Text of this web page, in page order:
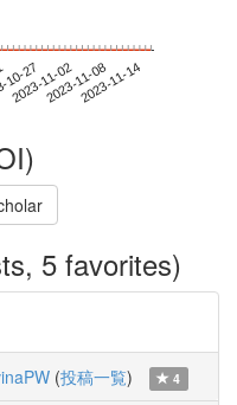
27
2023-11-022023-11-082023-11-14
5 favorites)
(投稿一覧) 4